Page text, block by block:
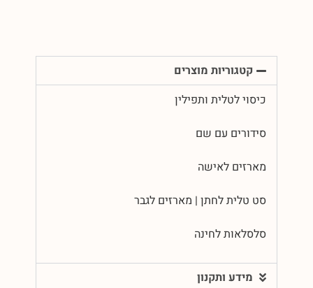
קטגוריות מוצרים
כיסוי לטלית ותפילין
סידורים עם שם
מארזים לאישה
סט טלית לחתן | מארזים לגבר
סלסלאות לחינה
מידע ותקנון